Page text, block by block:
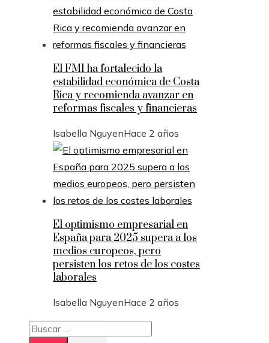
El FMI ha fortalecido la
estabilidad económica de Costa
Rica y recomienda avanzar en
reformas fiscales y financieras
Isabella NguyenHace 2 años
El optimismo empresarial en
España para 2025 supera a los
medios europeos, pero
persisten los retos de los costes
laborales
Isabella NguyenHace 2 años
Buscar: